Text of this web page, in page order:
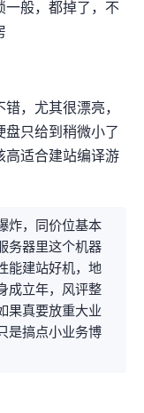
Disney+/Netflix都掉了，不
，尤其fio 4K很漂亮，
只给到65GB稍微小了
适合建站/编译/游
炸，同价位基本
务器里这个机器
能建站好机，地
立2009年，风评整
果真要放重大业
是搞点小业务/博